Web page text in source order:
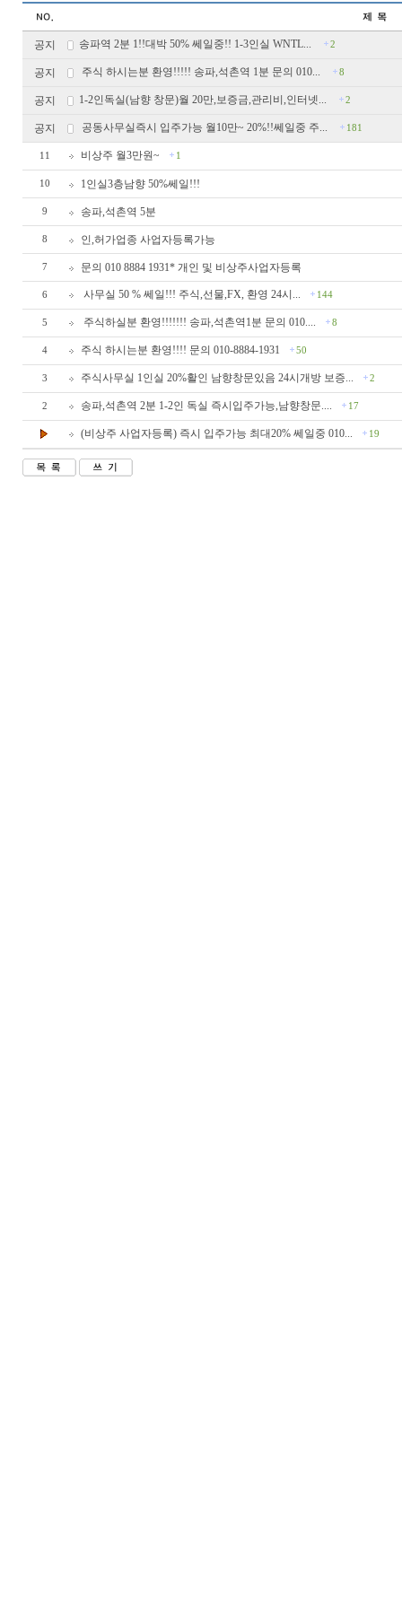
공지 송파역 2분 1!!대박 50% 쎄일중!! 1-3인실 WNTL... 2
공지 주식 하시는분 환영!!!!! 송파,석촌역 1분 문의 010... 8
공지 1-2인독실(남향 창문)월 20만,보증금,관리비,인터넷... 2
공지 공동사무실즉시 입주가능 월10만~ 20%!!쎄일중 주... 181
11 비상주 월3만원~ 1
10 1인실3층남향 50%쎄일!!!
9 송파,석촌역 5분
8 인,허가업종 사업자등록가능
7 문의 010 8884 1931* 개인 및 비상주사업자등록
6 사무실 50 % 쎄일!!! 주식,선물,FX, 환영 24시... 144
5 주식하실분 환영!!!!!!! 송파,석촌역1분 문의 010.... 8
4 주식 하시는분 환영!!!! 문의 010-8884-1931 50
3 주식사무실 1인실 20%활인 남향창문있음 24시개방 보증... 2
2 송파,석촌역 2분 1-2인 독실 즉시입주가능,남향창문.... 17
(비상주 사업자등록) 즉시 입주가능 최대20% 쎄일중 010... 19